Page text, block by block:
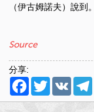
（伊古姆諾夫）說到。
Source
分享:
Facebook
TwitterVK